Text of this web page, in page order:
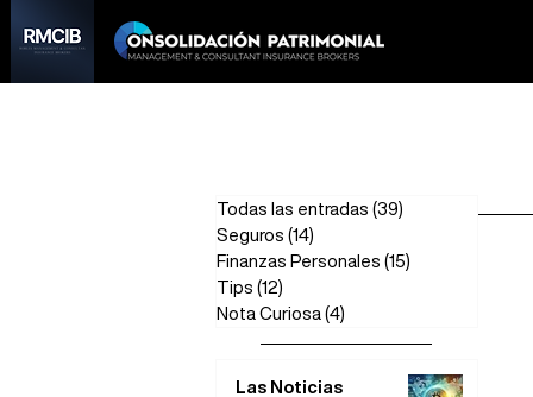
Todas las entradas (39)
Seguros (14)
Finanzas Personales (15)
Tips (12)
Nota Curiosa (4)
Las Noticias